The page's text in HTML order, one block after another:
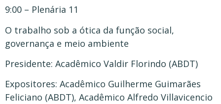
9:00 – Plenária 11
O trabalho sob a ótica da função social,
governança e meio ambiente
Presidente: Acadêmico Valdir Florindo (ABDT)
Expositores: Acadêmico Guilherme Guimarães
Feliciano (ABDT), Acadêmico Alfredo Villavicencio